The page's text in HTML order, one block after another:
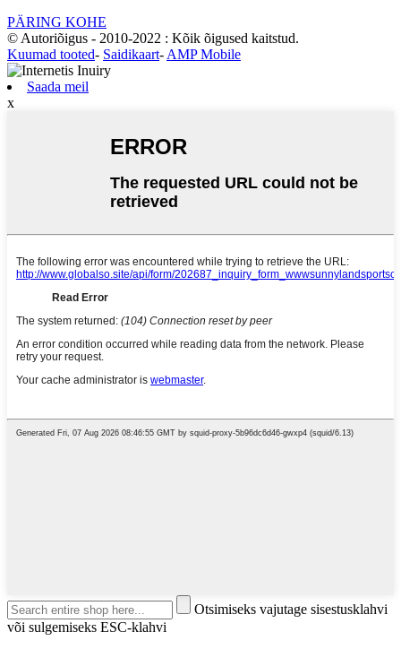
PÄRING KOHE
© Autoriõigus - 2010-2022 : Kõik õigused kaitstud.
Kuumad tooted- Saidikaart- AMP Mobile
Saada meil
x
Otsimiseks vajutage sisestusklahvi
või sulgemiseks ESC-klahvi